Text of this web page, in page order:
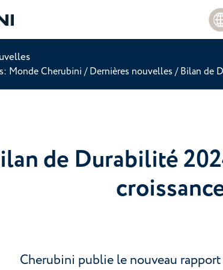
Monde Cherubini / Dernières nouvelles/ Bilan de
de Durabilité
Cherubini publie le nouveau